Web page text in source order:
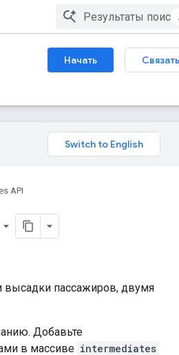
Начать
API
высадки пассажиров, двумя
Добавьте
в массиве intermediates